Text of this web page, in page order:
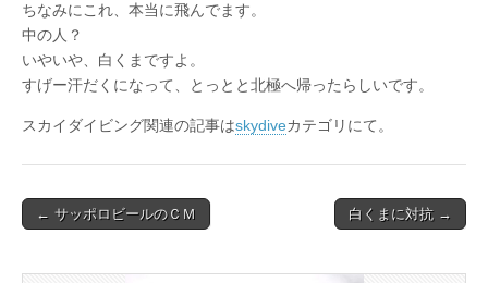
ちなみにこれ、本当に飛んでます。
中の人？
いやいや、白くまですよ。
すげー汗だくになって、とっとと北極へ帰ったらしいです。
スカイダイビング関連の記事はskydiveカテゴリにて。
Post
← サッポロビールのＣＭ 白くまに対抗 →